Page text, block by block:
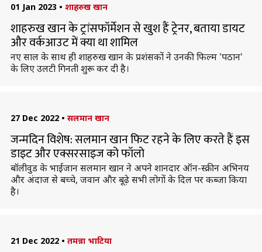
01 Jan 2023 • शाहरुख खान
शाहरुख खान के ट्रांसफॉर्मेशन से खुश हैं ट्रेनर, बताया डायट
और वर्कआउट में क्या था शामिल
नए साल के साथ ही शाहरुख खान के प्रशंसकों ने उनकी फिल्म 'पठान'
के लिए उलटी गिनती शुरू कर दी है।
27 Dec 2022 • सलमान खान
जन्मदिन विशेष: सलमान खान फिट रहने के लिए करते हैं इस
डाइट और एक्सरसाइज को फॉलो
बॉलीवुड के भाईजान सलमान खान ने अपने शानदार ऑन-स्क्रीन अभिनय
और अंदाज से बच्चे, जवान और बूढ़े सभी लोगों के दिल पर कब्जा किया
है।
21 Dec 2022 • तमन्ना भाटिया